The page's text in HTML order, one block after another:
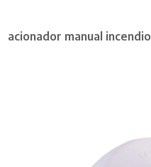
acionador manual incendio